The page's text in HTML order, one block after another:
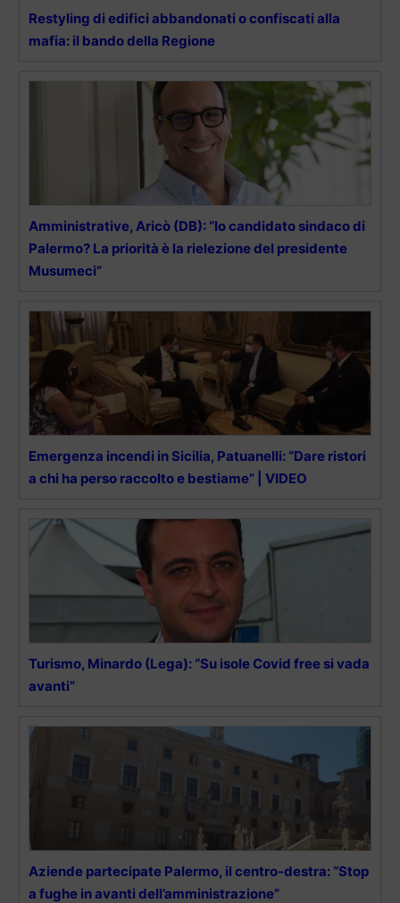
Restyling di edifici abbandonati o confiscati alla
mafia: il bando della Regione
Amministrative, Aricò (DB): “Io candidato sindaco di
Palermo? La priorità è la rielezione del presidente
Musumeci”
Emergenza incendi in Sicilia, Patuanelli: “Dare ristori
a chi ha perso raccolto e bestiame” | VIDEO
Turismo, Minardo (Lega): “Su isole Covid free si vada
avanti”
Aziende partecipate Palermo, il centro-destra: “Stop
a fughe in avanti dell’amministrazione”